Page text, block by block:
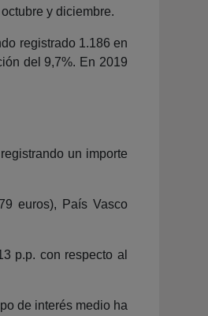
y diciembre.
registrado 1.186 en
del 9,7%. En 2019
un importe
euros), País Vasco
p.p. con respecto al
de interés medio ha